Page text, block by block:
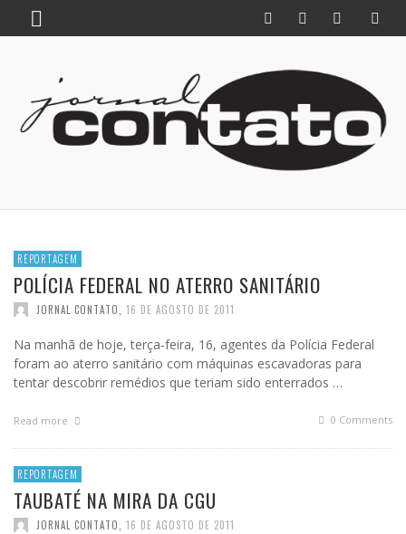
REPORTAGEM
POLÍCIA FEDERAL NO ATERRO SANITÁRIO
JORNAL CONTATO 16 DE AGOSTO DE 2011
Na manhã de hoje, terça-feira, 16, agentes da Polícia Federal
foram ao aterro sanitário com máquinas escavadoras para
tentar descobrir remédios que teriam sido enterrados …
Read more 0 Comments
REPORTAGEM
TAUBATÉ NA MIRA DA CGU
JORNAL CONTATO 16 DE AGOSTO DE 2011